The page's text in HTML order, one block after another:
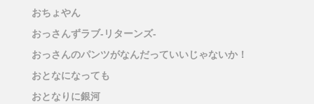
おちょやん
おっさんずラブ-リターンズ-
おっさんのパンツがなんだっていいじゃないか！
おとなになっても
おとなりに銀河